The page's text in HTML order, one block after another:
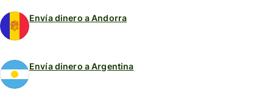
Envía dinero a Andorra
Envía dinero a Argentina